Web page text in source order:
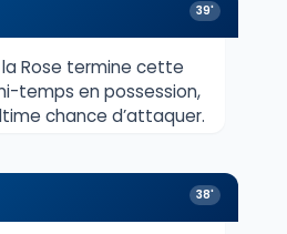
39'
la Rose termine cette
temps en possession,
chance d’attaquer.
38'